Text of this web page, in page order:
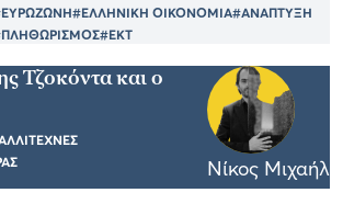
#ΕΛΛΗΝΙΚΗ ΟΙΚΟΝΟΜΙΑ#ΑΝΑΠΤΥΞΗ
#ΕΚΤ
Τζοκόντα και ο
Νίκος Μιχαήλ